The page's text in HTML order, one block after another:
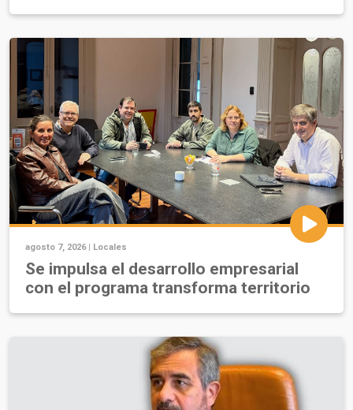
agosto 7, 2026 | Locales
Se impulsa el desarrollo empresarial
con el programa transforma territorio